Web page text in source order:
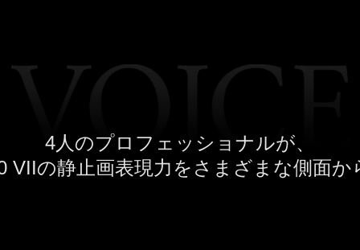
4人のプロフェッショナルが、
VIIの静止画表現力を さまざまな側面か